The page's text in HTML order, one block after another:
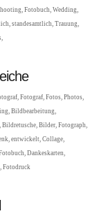
Fotobuch, Wedding,
standesamtlich, Trauung,
Fotograf, Fotos, Photos,
Bildbearbeitung,
Bilder, Fotograph,
entwickelt, Collage,
Dankeskarten,
Fotodruck